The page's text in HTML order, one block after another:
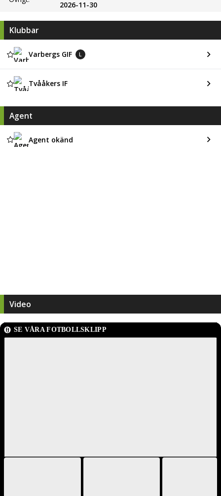
2026-11-30
Klubbar
Varbergs GIF L
Tvååkers IF
Agent
Agent okänd
Video
SE VÅRA FOTBOLLSKLIPP